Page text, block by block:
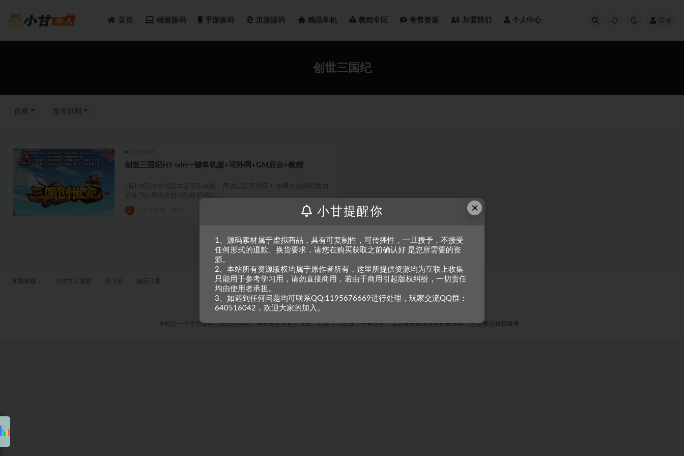
首页 端游源码 手游源码 页游源码 精品单机 教程专区 寄售资源 加盟我们 个人中心 登录
创世三国纪
价格 发布日期
创世三国纪H5 win一键单机版+可外网+GM后台+教程
确认自己对游戏版本是否有兴趣，再决定是否购买！ 如果您在购买成功
后金币如果没有自动到账的请加...
200
友情链接： 小甘牛人资源 拓飞云 核云计算
Copyright © 2023 小甘牛人资源网
本站是一个坚持做精品资源的网站，会长期坚持更新资源，以共享为原则，尊重原创，如需搬资源请先与站长沟通，恶意搬运封禁账号。
×
小甘提醒你
1、源码素材属于虚拟商品，具有可复制性，可传播性，一旦授予，不接受
任何形式的退款、换货要求，请您在购买获取之前确认好 是您所需要的资
源。
2、本站所有资源版权均属于原作者所有，这里所提供资源均为互联上收集
只能用于参考学习用，请勿直接商用，若由于商用引起版权纠纷，一切责任
均由使用者承担。
3、如遇到任何问题均可联系QQ:1195676669进行处理，玩家交流QQ群：
640516042，欢迎大家的加入。